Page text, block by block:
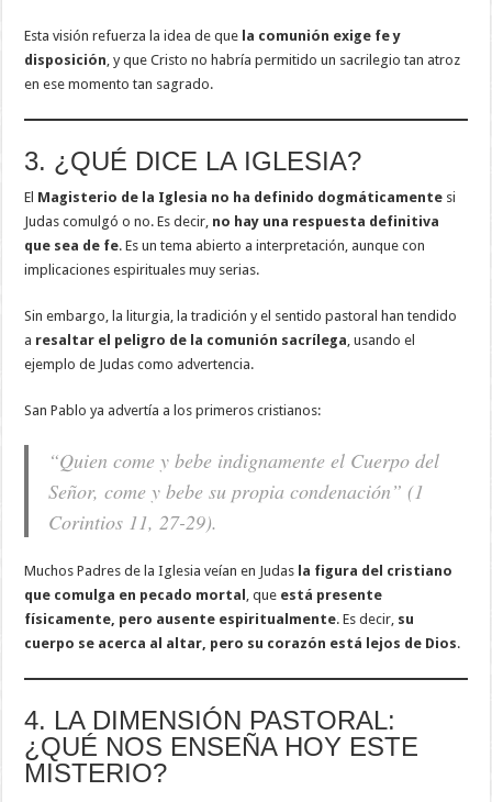
Esta visión refuerza la idea de que la comunión exige fe y
disposición, y que Cristo no habría permitido un sacrilegio tan atroz
en ese momento tan sagrado.
3. ¿QUÉ DICE LA IGLESIA?
El Magisterio de la Iglesia no ha definido dogmáticamente si
Judas comulgó o no. Es decir, no hay una respuesta definitiva
que sea de fe. Es un tema abierto a interpretación, aunque con
implicaciones espirituales muy serias.
Sin embargo, la liturgia, la tradición y el sentido pastoral han tendido
a resaltar el peligro de la comunión sacrílega, usando el
ejemplo de Judas como advertencia.
San Pablo ya advertía a los primeros cristianos:
“Quien come y bebe indignamente el Cuerpo del
Señor, come y bebe su propia condenación” (1
Corintios 11, 27-29).
Muchos Padres de la Iglesia veían en Judas la figura del cristiano
que comulga en pecado mortal , que está presente
físicamente, pero ausente espiritualmente. Es decir, su
cuerpo se acerca al altar, pero su corazón está lejos de Dios.
4. LA DIMENSIÓN PASTORAL:
¿QUÉ NOS ENSEÑA HOY ESTE
MISTERIO?